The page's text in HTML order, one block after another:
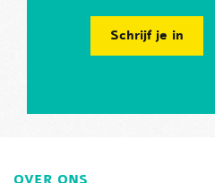
Schrijf je in